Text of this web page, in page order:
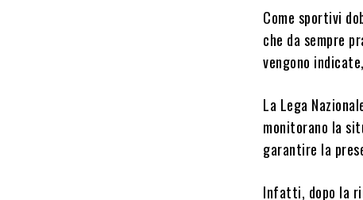
Come sportivi
che da sempre
vengono
La Lega
monitorano la
garantire la
Infatti, dopo la